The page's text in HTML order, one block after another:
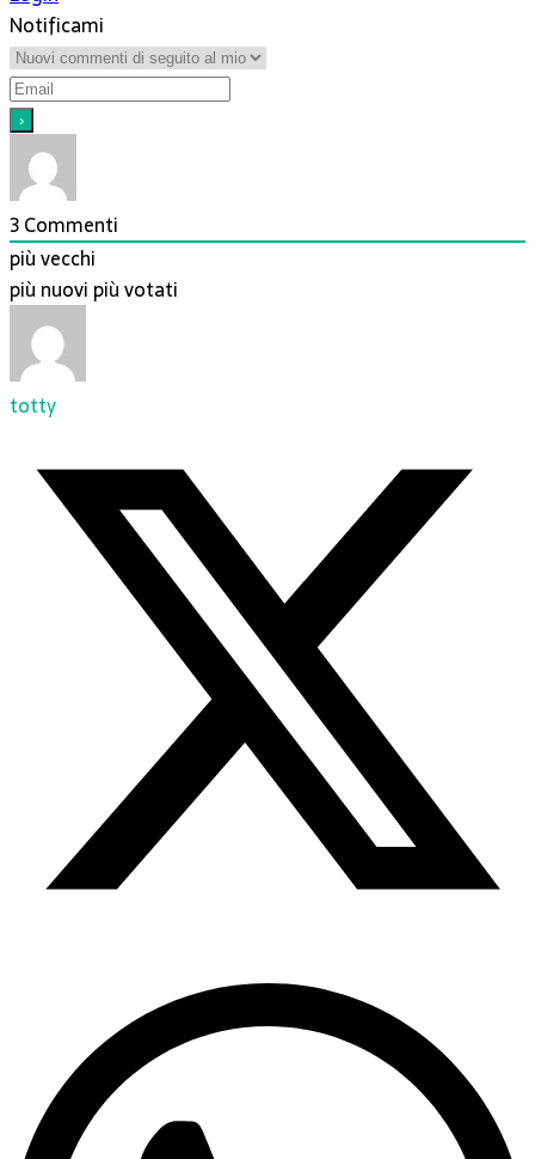
Notificami
3Commenti
più vecchi
più nuovi più votati
totty